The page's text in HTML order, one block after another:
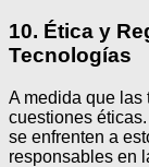
10. Ética y
Tecnologías
A medida que las
cuestiones
se enfrenten a
responsables en